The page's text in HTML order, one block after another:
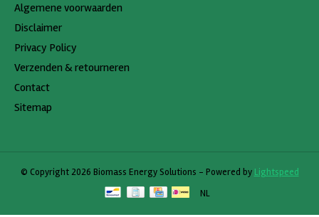
Algemene voorwaarden
Disclaimer
Privacy Policy
Verzenden & retourneren
Contact
Sitemap
© Copyright 2026 Biomass Energy Solutions - Powered by Lightspeed
NL